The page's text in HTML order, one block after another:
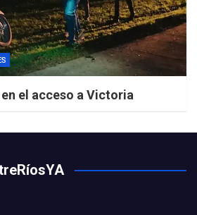
el acceso a Victoria